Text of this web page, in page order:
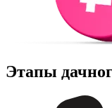
Этапы